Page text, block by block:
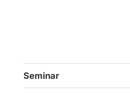
Seminar